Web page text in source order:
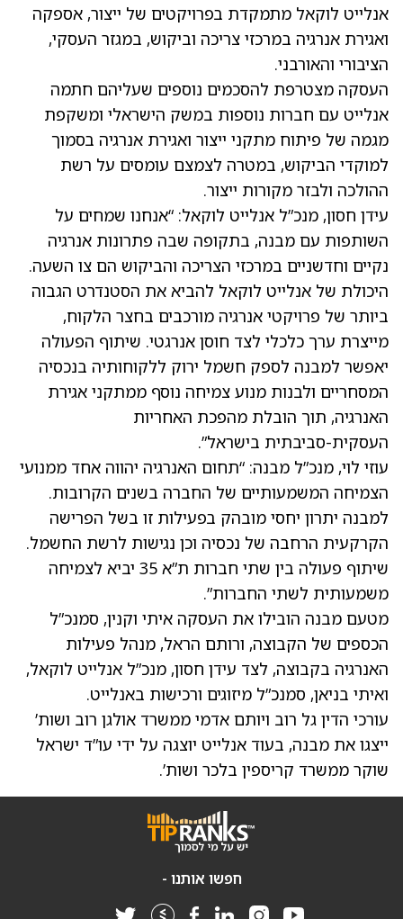
אנלייט לוקאל מתמקדת בפרויקטים של ייצור, אספקה
ואגירת אנרגיה במרכזי צריכה וביקוש, במגזר העסקי,
הציבורי והאורבני.
העסקה מצטרפת להסכמים נוספים שעליהם חתמה
אנלייט עם חברות נוספות במשק הישראלי ומשקפת
מגמה של פיתוח מתקני ייצור ואגירת אנרגיה בסמוך
למוקדי הביקוש, במטרה לצמצם עומסים על רשת
ההולכה ולבזר מקורות ייצור.
עידן חסון, מנכ”ל אנלייט לוקאל: “אנחנו שמחים על
השותפות עם מבנה, בתקופה שבה פתרונות אנרגיה
נקיים וחדשניים במרכזי הצריכה והביקוש הם צו השעה.
היכולת של אנלייט לוקאל להביא את הסטנדרט הגבוה
ביותר של פרויקטי אנרגיה מורכבים בחצר הלקוח,
מייצרת ערך כלכלי לצד חוסן אנרגטי. שיתוף הפעולה
יאפשר למבנה לספק חשמל ירוק ללקוחותיה בנכסיה
המסחריים ולבנות מנוע צמיחה נוסף ממתקני אגירת
האנרגיה, תוך הובלת מהפכת האחריות
העסקית-סביבתית בישראל”.
עוזי לוי, מנכ”ל מבנה: “תחום האנרגיה יהווה אחד ממנועי
הצמיחה המשמעותיים של החברה בשנים הקרובות.
למבנה יתרון יחסי מובהק בפעילות זו בשל הפרישה
הקרקעית הרחבה של נכסיה וכן נגישות לרשת החשמל.
שיתוף פעולה בין שתי חברות ת”א 35 יביא לצמיחה
משמעותית לשתי החברות”.
מטעם מבנה הובילו את העסקה איתי וקנין, סמנכ”ל
הכספים של הקבוצה, ורותם הראל, מנהל פעילות
האנרגיה בקבוצה, לצד עידן חסון, מנכ”ל אנלייט לוקאל,
ואיתי בניאן, סמנכ”ל מיזוגים ורכישות באנלייט.
עורכי הדין גל רוב ויותם אדמי ממשרד אולגן רוב ושות’
ייצגו את מבנה, בעוד אנלייט יוצגה על ידי עו”ד ישראל
שוקר ממשרד קריספין בלכר ושות’.
חפשו אותנו -